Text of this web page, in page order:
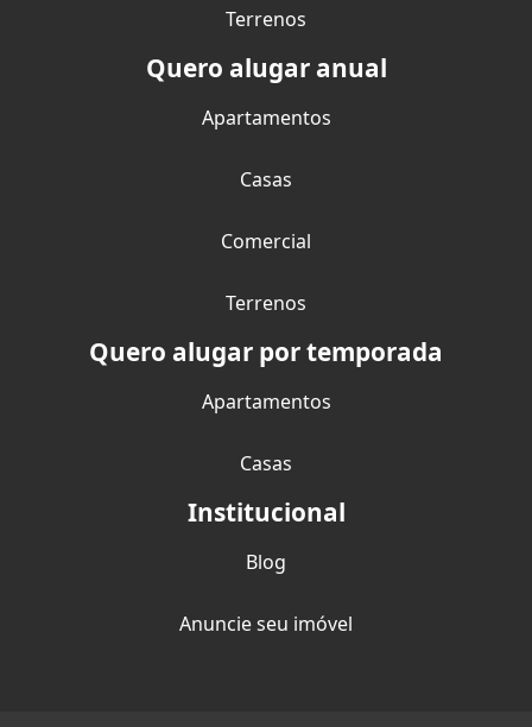
Terrenos
Quero alugar anual
Apartamentos
Casas
Comercial
Terrenos
Quero alugar por temporada
Apartamentos
Casas
Institucional
Blog
Anuncie seu imóvel